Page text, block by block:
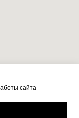
сайта